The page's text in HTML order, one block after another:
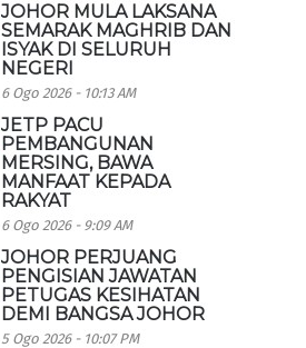
JOHOR MULA LAKSANA
SEMARAK MAGHRIB DAN
ISYAK DI SELURUH
NEGERI
6 Ogo 2026 - 10:13 AM
JETP PACU
PEMBANGUNAN
MERSING, BAWA
MANFAAT KEPADA
RAKYAT
6 Ogo 2026 - 9:09 AM
JOHOR PERJUANG
PENGISIAN JAWATAN
PETUGAS KESIHATAN
DEMI BANGSA JOHOR
5 Ogo 2026 - 10:07 PM